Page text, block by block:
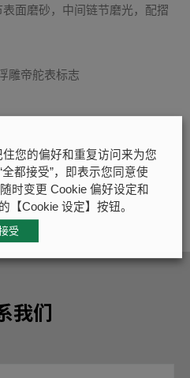
面磨砂，中间链节磨光，配摺
雕帝舵表标志
我们
您的偏好和重复访问来为您
都接受”，即表示您同意使
时变更 Cookie 偏好设定和
【Cookie 设定】按钮。
受